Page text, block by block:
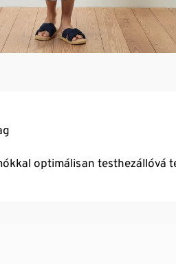
optimálisan testhezállóvá